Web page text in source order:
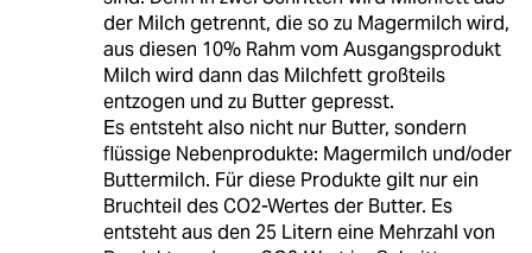
der Milch getrennt, die so zu Magermilch wird,
aus diesen 10% Rahm vom Ausgangsprodukt
Milch wird dann das Milchfett großteils
entzogen und zu Butter gepresst.
Es entsteht also nicht nur Butter, sondern
flüssige Nebenprodukte: Magermilch und/oder
Buttermilch. Für diese Produkte gilt nur ein
Bruchteil des CO2-Wertes der Butter. Es
entsteht aus den 25 Litern eine Mehrzahl von